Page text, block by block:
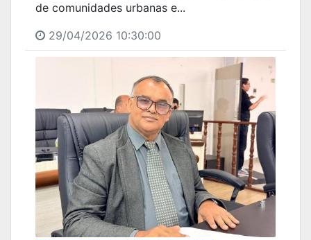
de comunidades urbanas e...
29/04/2026 10:30:00